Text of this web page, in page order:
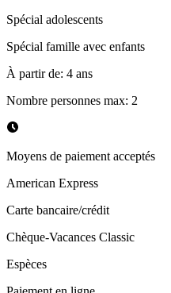
Spécial adolescents
Spécial famille avec enfants
À partir de: 4 ans
Nombre personnes max: 2
Moyens de paiement acceptés
American Express
Carte bancaire/crédit
Chèque-Vacances Classic
Espèces